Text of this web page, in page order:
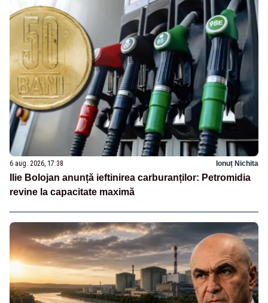
6 aug. 2026, 17:38 Ionuț Nichita
Ilie Bolojan anunță ieftinirea carburanților: Petromidia
revine la capacitate maximă